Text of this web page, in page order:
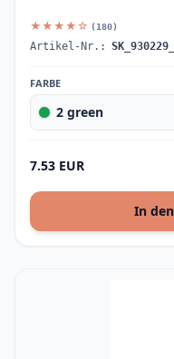
★★★★☆ (180)
Artikel-Nr.:
FARBE
2 green
7.53 EUR
In